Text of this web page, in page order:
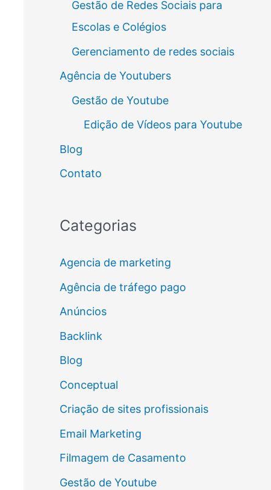
Gestão de Redes Sociais para
Escolas e Colégios
Gerenciamento de redes sociais
Agência de Youtubers
Gestão de Youtube
Edição de Vídeos para Youtube
Blog
Contato
Categorias
Agencia de marketing
Agência de tráfego pago
Anúncios
Backlink
Blog
Conceptual
Criação de sites profissionais
Email Marketing
Filmagem de Casamento
Gestão de Youtube